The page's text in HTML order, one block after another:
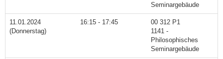
Seminargebäude
11.01.2024
(Donnerstag)
16:15 - 17:45
00 312 P1
1141 -
Philosophisches
Seminargebäude